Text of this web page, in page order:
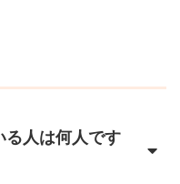
る人は何人です